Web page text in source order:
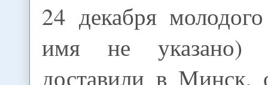
24 декабря
имя не указано)
доставили в Минск,